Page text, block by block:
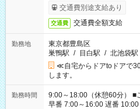
交通費別途支給あり
交通費 交通費全額支給
勤務地
東京都豊島区
巣鴨駅 / 目白駅 / 北池袋駅
≪自宅からドアtoドアで
します。
勤務時間
9:00～18:00（休憩60分） ■ご希望があれば下記シフトもOK！
早番 7:00～16:00 遅番 10:00～